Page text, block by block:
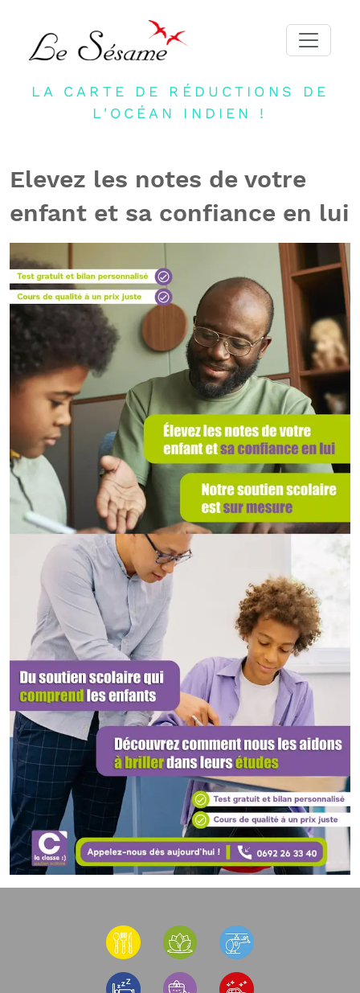
ACCUEIL
BLOG
NEWSLETTER
CONTACT
DEVENIR PARTENAIRE
CONNEXION
FR
LA CARTE DE RÉDUCTIONS DE
L'OCÉAN INDIEN !
Elevez les notes de votre
enfant et sa confiance en lui